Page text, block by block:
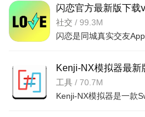
闪恋官方最新版下载
社交 / 99.3M
Kenji-NX模拟器最新
v2.0.5安卓版
工具 / 70.7M